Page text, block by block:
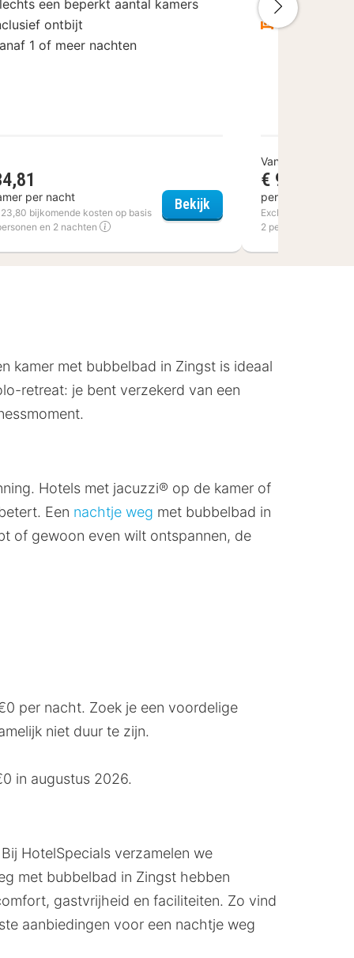
een beperkt aantal kamers
ontbijt
1 of meer nachten
per nacht
bijkomende kosten op basis
en 2 nachten
BekijkVan der Valk Hotel
Inclusief
Vanaf 1 of
Vanaf
€ 99
per kamer per
Excl. € 16
2 personen en 1
kamer met bubbelbad in Zingst is ideaal
retreat: je bent verzekerd van een
Hotels met jacuzzi® op de kamer of
Een nachtje weg met bubbelbad in
of gewoon even wilt ontspannen, de
per nacht. Zoek je een voordelige
niet duur te zijn.
in augustus 2026.
HotelSpecials verzamelen we
met bubbelbad in Zingst hebben
gastvrijheid en faciliteiten. Zo vind
aanbiedingen voor een nachtje weg